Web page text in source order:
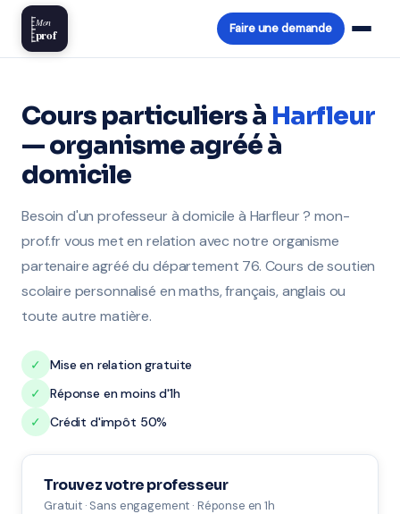
Mon
prof Faire une demande
Cours particuliers à Harfleur
— organisme agréé à
domicile
Besoin d'un professeur à domicile à Harfleur ? mon-
prof.fr vous met en relation avec notre organisme
partenaire agréé du département 76. Cours de soutien
scolaire personnalisé en maths, français, anglais ou
toute autre matière.
✓
Mise en relation gratuite
✓
Réponse en moins d'1h
✓
Crédit d'impôt 50%
Trouvez votre professeur
Gratuit · Sans engagement · Réponse en 1h